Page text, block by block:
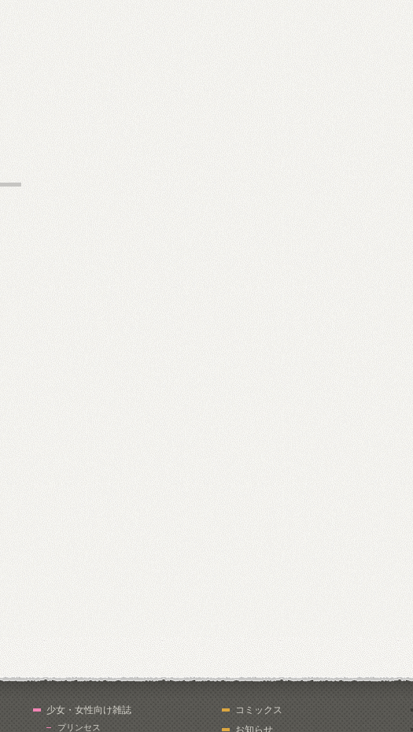
少女・女性向け雑誌
プリンセス
コミックス
お知らせ